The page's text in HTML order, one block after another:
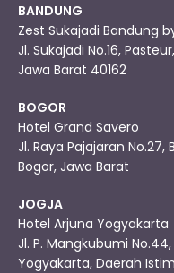
BANDUNG
Zest Sukajadi Bandung
Jl. Sukajadi No.16,
Jawa Barat 40162
BOGOR
Hotel Grand Savero
Jl. Raya Pajajaran
Bogor, Jawa Barat
JOGJA
Hotel Arjuna Yogyakarta
Jl. P. Mangkubumi
Yogyakarta, Daerah